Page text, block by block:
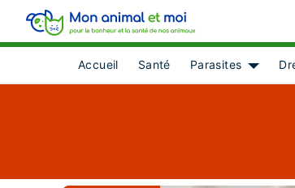
Accueil Santé
Parasites
Show